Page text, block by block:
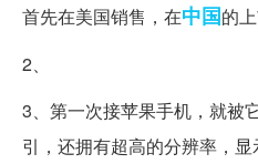
首先在美国销售，在中国的
2、
3、第一次接苹果手机，就被
引，还拥有超高的分辨率，